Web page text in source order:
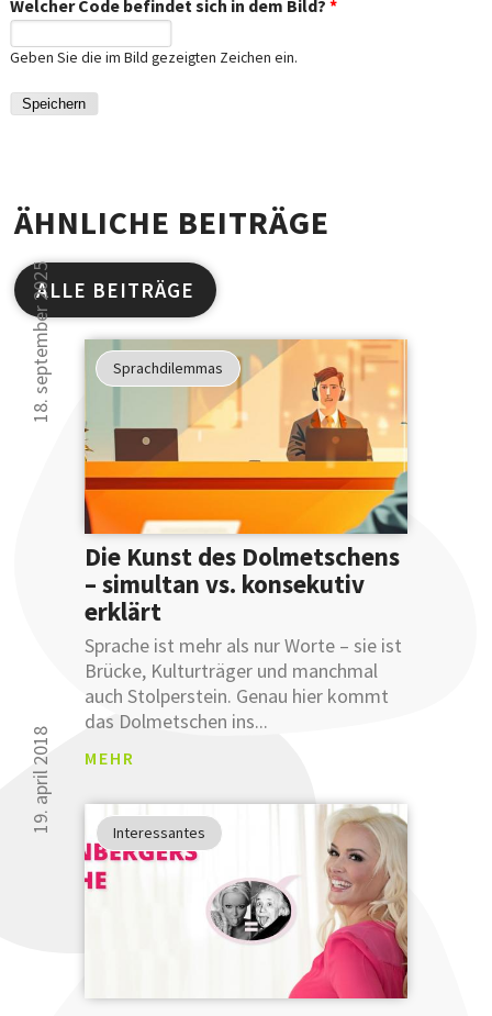
Welcher Code befindet sich in dem Bild? *
Geben Sie die im Bild gezeigten Zeichen ein.
ÄHNLICHE BEITRÄGE
ALLE BEITRÄGE
18. september 2025 Sprachdilemmas
Die Kunst des Dolmetschens
– simultan vs. konsekutiv
erklärt
Sprache ist mehr als nur Worte – sie ist
Brücke, Kulturträger und manchmal
auch Stolperstein. Genau hier kommt
das Dolmetschen ins...
MEHR
19. april 2018 Interessantes
Studien
haben
gezeigt
...
... dass
Sie Ihre
bereits
mit
an
unsere
sprachlichen
Glauben
Sie uns
nicht?
Testen
Sie uns.
30 000 Leser
sich nicht irren.